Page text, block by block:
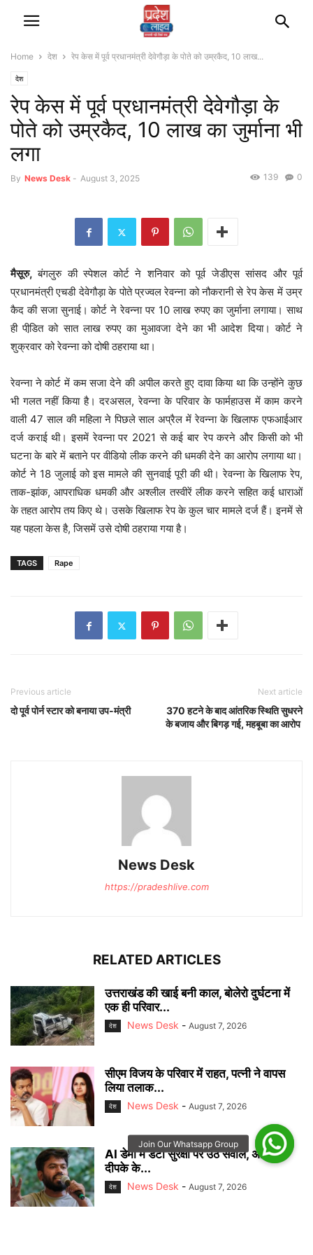
Home देश रेप केस में पूर्व प्रधानमंत्री देवेगौड़ा के पोते को उम्रकैद, 10 लाख...
देश
रेप केस में पूर्व प्रधानमंत्री देवेगौड़ा के
पोते को उम्रकैद, 10 लाख का जुर्माना भी
लगा
By News Desk - August 3, 2025 0
139
मैसूरु,बंगलुरु की स्पेशल कोर्ट ने शनिवार को पूर्व जेडीएस सांसद और पूर्व
प्रधानमंत्री एचडी देवेगौड़ा के पोते प्रज्वल रेवन्ना को नौकरानी से रेप केस में उम्र
कैद की सजा सुनाई। कोर्ट ने रेवन्ना पर 10 लाख रुपए का जुर्माना लगाया। साथ
ही पीडि़त को सात लाख रुपए का मुआवजा देने का भी आदेश दिया। कोर्ट ने
शुक्रवार को रेवन्ना को दोषी ठहराया था।
रेवन्ना ने कोर्ट में कम सजा देने की अपील करते हुए दावा किया था कि उन्होंने कुछ
भी गलत नहीं किया है। दरअसल, रेवन्ना के परिवार के फार्महाउस में काम करने
वाली 47 साल की महिला ने पिछले साल अप्रैल में रेवन्ना के खिलाफ एफआईआर
दर्ज कराई थी। इसमें रेवन्ना पर 2021 से कई बार रेप करने और किसी को भी
घटना के बारे में बताने पर वीडियो लीक करने की धमकी देने का आरोप लगाया था।
कोर्ट ने 18 जुलाई को इस मामले की सुनवाई पूरी की थी। रेवन्ना के खिलाफ रेप,
ताक-झांक, आपराधिक धमकी और अश्लील तस्वीरें लीक करने सहित कई धाराओं
के तहत आरोप तय किए थे। उसके खिलाफ रेप के कुल चार मामले दर्ज हैं। इनमें से
यह पहला केस है, जिसमें उसे दोषी ठहराया गया है।
TAGS Rape
Previous article
दो पूर्व पोर्न स्टार को बनाया उप-मंत्री
Next article
370 हटने के बाद आंतरिक स्थिति सुधरने
के बजाय और बिगड़ गई, महबूबा का आरोप
News Desk
https://pradeshlive.com
RELATED ARTICLES
उत्तराखंड की खाई बनी काल, बोलेरो दुर्घटना में
एक ही परिवार...
देश News Desk - August 7, 2026
सीएम विजय के परिवार में राहत, पत्नी ने वापस
लिया तलाक...
देश News Desk - August 7, 2026
AI डेमो में डेटा सुरक्षा पर उठे सवाल, अभिजीत
दीपके के...
देश News Desk - August 7, 2026